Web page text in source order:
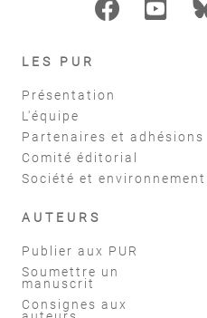
LES PUR
Présentation
L'équipe
Partenaires et adhésions
Comité éditorial
Société et environnement
AUTEURS
Publier aux PUR
Soumettre un
manuscrit
Consignes aux